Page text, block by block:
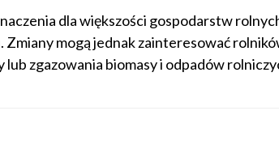
dla większości gospodarstw
mogą jednak zainteresować
zgazowania biomasy i odpadów